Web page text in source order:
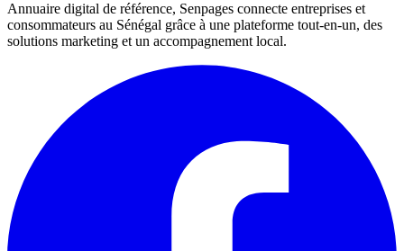
Annuaire digital de référence, Senpages connecte entreprises et
consommateurs au Sénégal grâce à une plateforme tout-en-un, des
solutions marketing et un accompagnement local.